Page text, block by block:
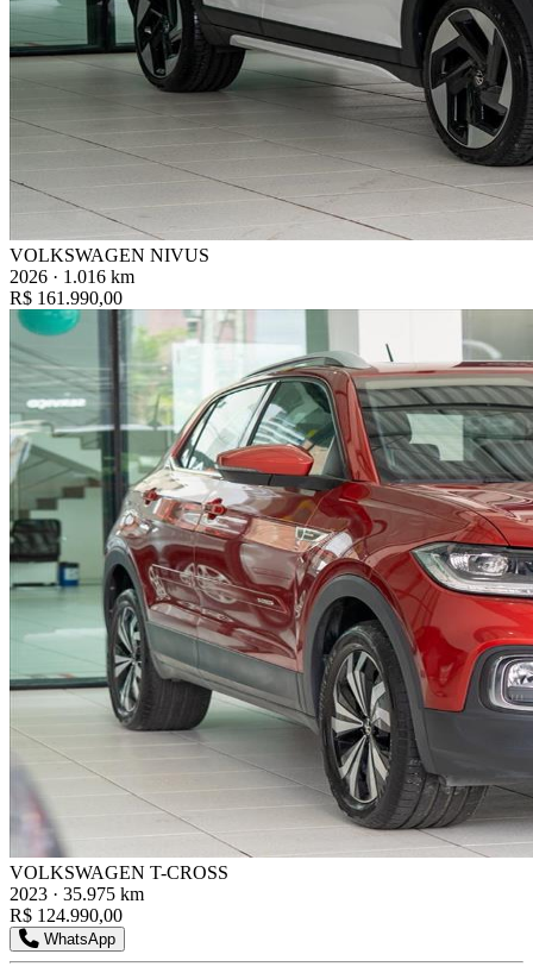
VOLKSWAGEN NIVUS
2026 · 1.016 km
R$ 161.990,00
VOLKSWAGEN T-CROSS
2023 · 35.975 km
R$ 124.990,00
WhatsApp